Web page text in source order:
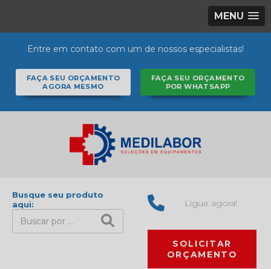
MENU
Entre em contato com um de nossos especialistas!
FAÇA SEU ORÇAMENTO
AGORA MESMO
FAÇA SEU ORÇAMENTO
POR WHATSAPP
Busque seu produto
aqui:
Ligue agora!
SOLICITAR
ORÇAMENTO